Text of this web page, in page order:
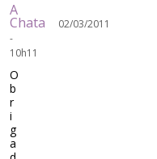
A
Chata
02/03/2011
-
10h11
O
b
r
i
g
a